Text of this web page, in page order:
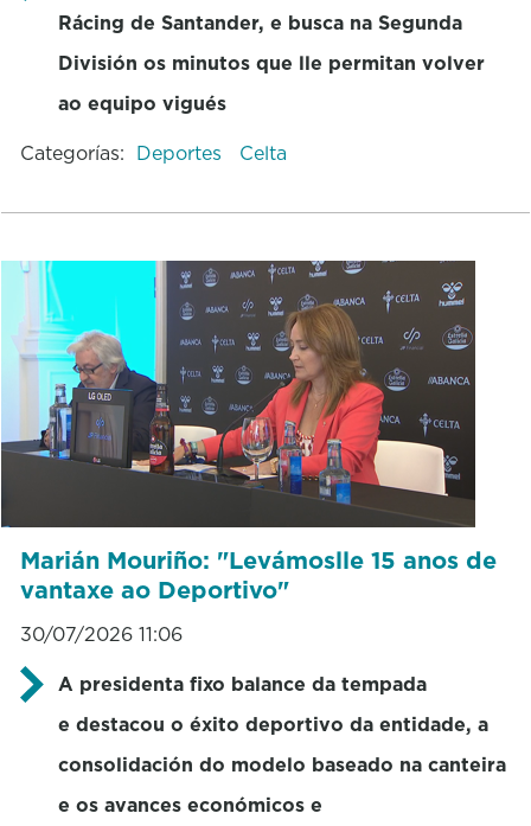
Rácing de Santander, e busca na Segunda
División os minutos que lle permitan volver
ao equipo vigués
Categorías: Deportes Celta
Marián Mouriño: "Levámoslle 15 anos de
vantaxe ao Deportivo"
30/07/2026 11:06
A presidenta fixo balance da tempada
e destacou o éxito deportivo da entidade, a
consolidación do modelo baseado na canteira
e os avances económicos e